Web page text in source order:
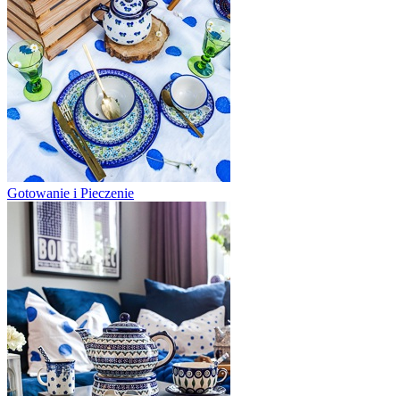
Gotowanie i Pieczenie